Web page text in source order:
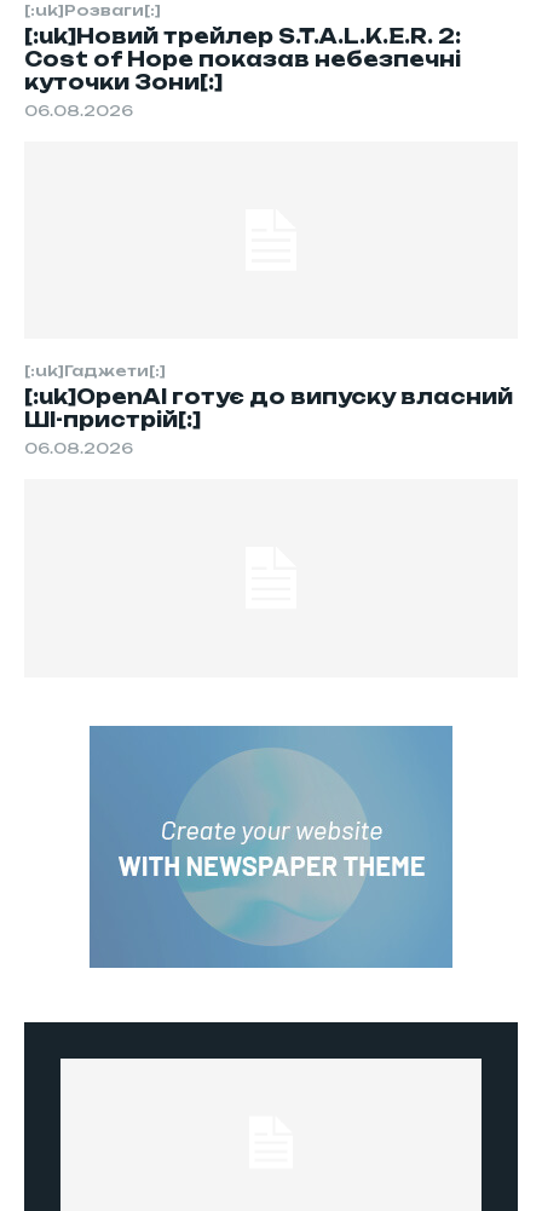
[:uk]Розваги[:]
[:uk]Новий трейлер S.T.A.L.K.E.R. 2:
Cost of Hope показав небезпечні
куточки Зони[:]
06.08.2026
[:uk]Гаджети[:]
[:uk]OpenAI готує до випуску власний
ШІ-пристрій[:]
06.08.2026